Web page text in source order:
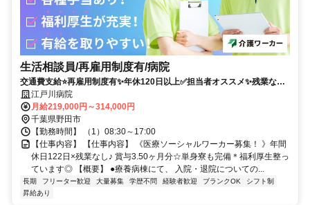
生活相談員/再雇用制度有/病院
交通費支給⭐️再雇用制度有✨年休120日以上✅️担当者オススメ✨残業なし
⭕️研修支援有✨経験者優遇❗️車通勤ＯＫ
江戸川病院
月給219,000円～314,000円
千葉県野田市
【勤務時間】 （1）08:30～17:00
【仕事内容】 【仕事内容】 《医療ソーシャルワーカー募集！ 》年間
休日122日×残業なし♪ 賞与3.50ヶ月分☆単身寮も完備＊福利厚生整っ
ています◎ 【概要】 ●療養病棟にて、 入院・退院についての...
長期 フリーター歓迎 大量募集 学歴不問 経験者歓迎 ブランクOK
シフト制
昇給あり